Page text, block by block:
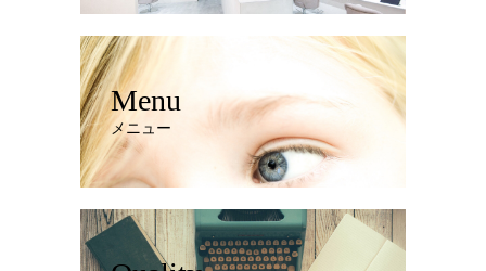
Menu
メニュー